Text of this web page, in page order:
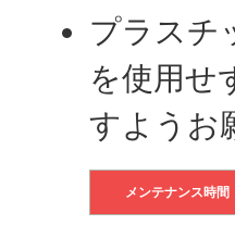
プラスチ
を使用せ
すようお
メンテナンス時間